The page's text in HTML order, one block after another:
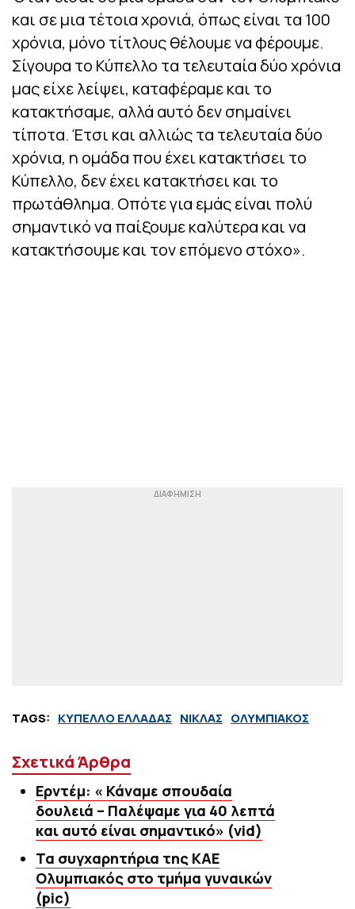
και σε μια τέτοια χρονιά, όπως είναι τα 100
χρόνια, μόνο τίτλους θέλουμε να φέρουμε.
Σίγουρα το Κύπελλο τα τελευταία δύο χρόνια
μας είχε λείψει, καταφέραμε και το
κατακτήσαμε, αλλά αυτό δεν σημαίνει
τίποτα. Έτσι και αλλιώς τα τελευταία δύο
χρόνια, η ομάδα που έχει κατακτήσει το
Κύπελλο, δεν έχει κατακτήσει και το
πρωτάθλημα. Οπότε για εμάς είναι πολύ
σημαντικό να παίξουμε καλύτερα και να
κατακτήσουμε και τον επόμενο στόχο».
TAGS: ΚΥΠΕΛΛΟ ΕΛΛΑΔΑΣ ΝΙΚΛΑΣ ΟΛΥΜΠΙΑΚΟΣ
Σχετικά Άρθρα
Ερντέμ: « Κάναμε σπουδαία
δουλειά – Παλέψαμε για 40 λεπτά
και αυτό είναι σημαντικό» (vid)
Τα συγχαρητήρια της ΚΑΕ
Ολυμπιακός στο τμήμα γυναικών
(pic)